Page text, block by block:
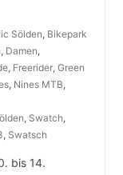
Sölden, Bikepark
, Damen,
, Freerider, Green
, Nines MTB,
, Swatch,
, Swatsch
bis 14.